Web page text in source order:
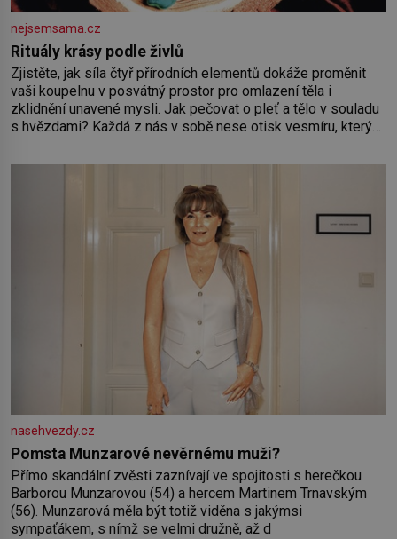
nejsemsama.cz
Rituály krásy podle živlů
Zjistěte, jak síla čtyř přírodních elementů dokáže proměnit
vaši koupelnu v posvátný prostor pro omlazení těla i
zklidnění unavené mysli. Jak pečovat o pleť a tělo v souladu
s hvězdami? Každá z nás v sobě nese otisk vesmíru, který
pokožky. Ohnivá znamení Ženy narozené ve znamení Berana,
nasehvezdy.cz
Pomsta Munzarové nevěrnému muži?
Přímo skandální zvěsti zaznívají ve spojitosti s herečkou
Barborou Munzarovou (54) a hercem Martinem Trnavským
(56). Munzarová měla být totiž viděna s jakýmsi
sympaťákem, s nímž se velmi družně, až d